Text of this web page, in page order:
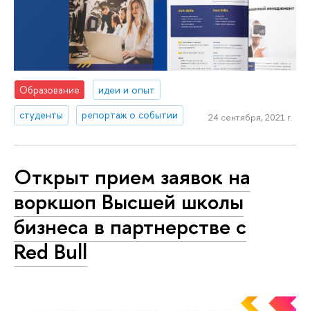
Образование
идеи и опыт
студенты
репортаж о событии 24 сентября, 2021 г.
Открыт прием заявок на
воркшоп Высшей школы
бизнеса в партнерстве с
Red Bull